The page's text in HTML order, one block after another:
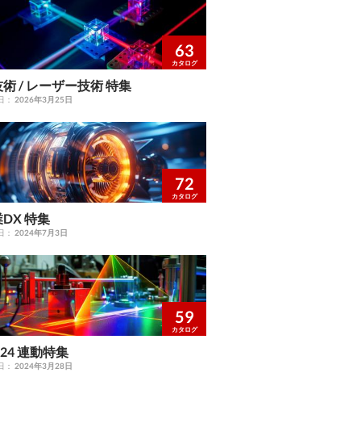
63
カタログ
/ レーザー技術 特集
： 2026年3月25日
72
カタログ
特集
： 2024年7月3日
59
カタログ
連動特集
： 2024年3月28日